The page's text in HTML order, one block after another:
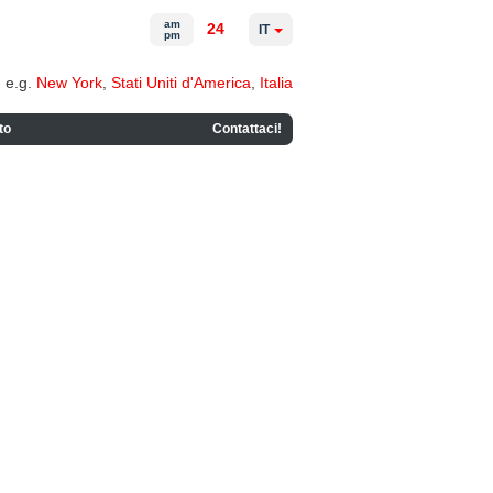
e.g. New York Stati Uniti d'America Italia
Contattaci!
am
pm
24 IT